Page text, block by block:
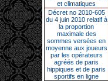
et climatiques
Décret no 2010-605
du 4 juin 2010 relatif à
la proportion
maximale des
sommes versées en
moyenne aux joueurs
par les opérateurs
agréés de paris
hippiques et de paris
sportifs en ligne